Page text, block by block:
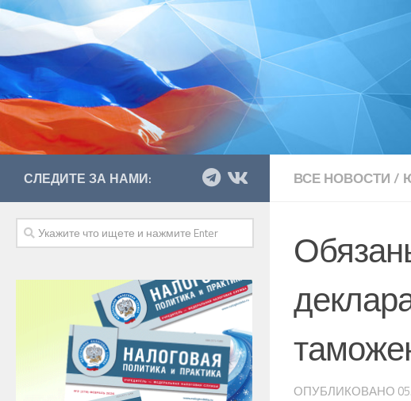
ВСЕ НОВОСТИ/
ОПУБЛИКОВАНО
СЛЕДИТЕ ЗА НАМИ: